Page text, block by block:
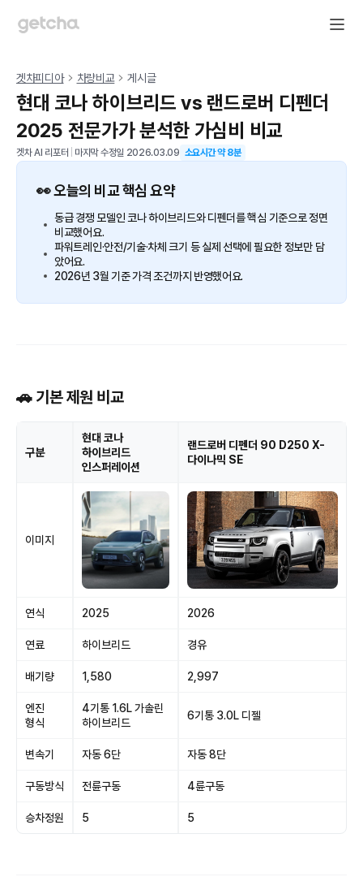
겟차피디아 차량비교 게시글
현대 코나 하이브리드 vs 랜드로버 디펜더
2025 전문가가 분석한 가심비 비교
겟차 AI 리포터 마지막 수정일 2026.03.09 소요시간 약8분
👀 오늘의 비교 핵심 요약
동급 경쟁 모델인 코나 하이브리드와 디펜더를 핵심 기준으로 정면
비교했어요.
파워트레인·안전/기술·차체 크기 등 실제 선택에 필요한 정보만 담
았어요.
2026년 3월 기준 가격 조건까지 반영했어요.
🚗 기본 제원 비교
구분
현대 코나
하이브리드
인스퍼레이션
랜드로버 디펜더 90 D250 X-
다이나믹 SE
이미지
연식 2025 2026
연료 하이브리드 경유
배기량 1,580 2,997
엔진
형식
4기통 1.6L 가솔린
하이브리드
6기통 3.0L 디젤
변속기 자동 6단 자동 8단
구동방식 전륜구동 4륜구동
승차정원 5 5